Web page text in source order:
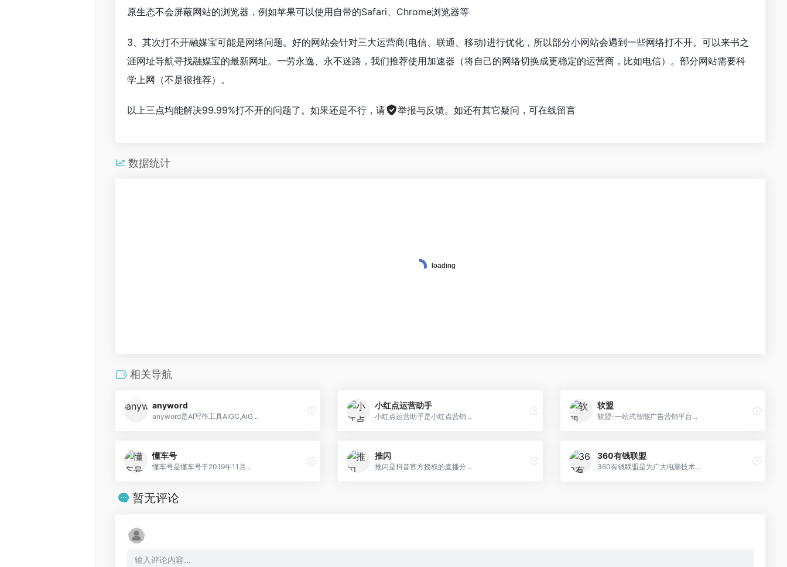
原生态不会屏蔽网站的浏览器，例如苹果可以使用自带的Safari、Chrome浏览器等
3、其次打不开融媒宝可能是网络问题。好的网站会针对三大运营商(电信、联通、移动)进行优化，所以部分小网站会遇到一些网络打不开。可以来书之
涯网址导航寻找融媒宝的最新网址。一劳永逸、永不迷路，我们推荐使用加速器（将自己的网络切换成更稳定的运营商，比如电信）。部分网站需要科
学上网（不是很推荐）。
以上三点均能解决99.99%打不开的问题了。如果还是不行，请 举报与反馈。如还有其它疑问，可在线留言
数据统计
相关导航
anyword
anyword是AI写作工具AIGC,AIG...
小红点运营助手
小红点运营助手是小红点营销...
软盟
软盟-一站式智能广告营销平台...
懂车号
懂车号是懂车号于2019年11月...
推闪
推闪是抖音官方授权的直播分...
360有钱联盟
360有钱联盟是为广大电脑技术...
暂无评论